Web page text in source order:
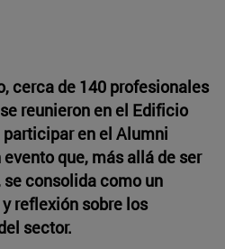
cerca de 140 profesionales
reunieron en el Edificio
en el Alumni
que, más allá de ser
consolida como un
reflexión sobre los
sector.